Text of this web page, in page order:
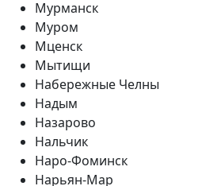
Мурманск
Муром
Мценск
Мытищи
Набережные Челны
Надым
Назарово
Нальчик
Наро-Фоминск
Нарьян-Мар